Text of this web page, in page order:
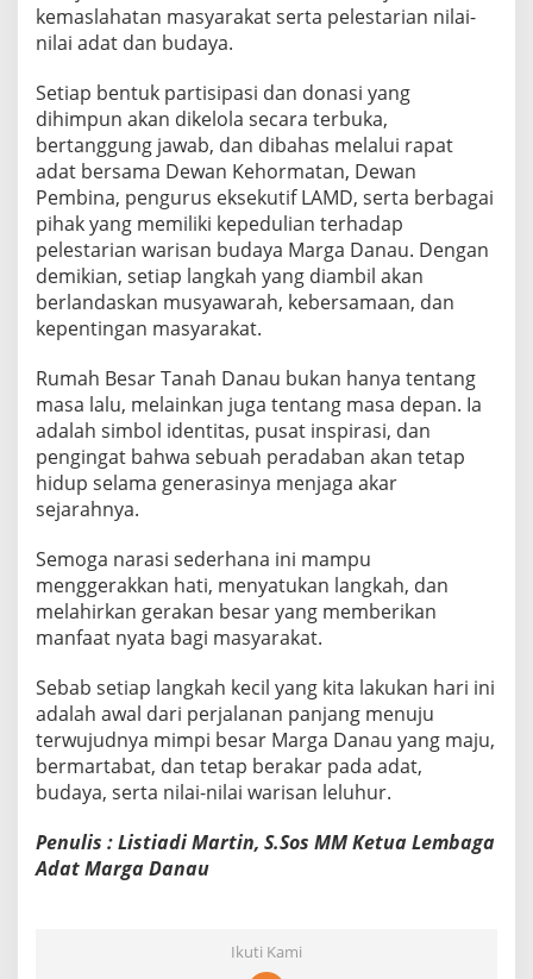
kemaslahatan masyarakat serta pelestarian nilai-
nilai adat dan budaya.
Setiap bentuk partisipasi dan donasi yang
dihimpun akan dikelola secara terbuka,
bertanggung jawab, dan dibahas melalui rapat
adat bersama Dewan Kehormatan, Dewan
Pembina, pengurus eksekutif LAMD, serta berbagai
pihak yang memiliki kepedulian terhadap
pelestarian warisan budaya Marga Danau. Dengan
demikian, setiap langkah yang diambil akan
berlandaskan musyawarah, kebersamaan, dan
kepentingan masyarakat.
Rumah Besar Tanah Danau bukan hanya tentang
masa lalu, melainkan juga tentang masa depan. Ia
adalah simbol identitas, pusat inspirasi, dan
pengingat bahwa sebuah peradaban akan tetap
hidup selama generasinya menjaga akar
sejarahnya.
Semoga narasi sederhana ini mampu
menggerakkan hati, menyatukan langkah, dan
melahirkan gerakan besar yang memberikan
manfaat nyata bagi masyarakat.
Sebab setiap langkah kecil yang kita lakukan hari ini
adalah awal dari perjalanan panjang menuju
terwujudnya mimpi besar Marga Danau yang maju,
bermartabat, dan tetap berakar pada adat,
budaya, serta nilai-nilai warisan leluhur.
Penulis :Listiadi Martin, S.Sos MMKetua Lembaga
Adat Marga Danau
Ikuti Kami